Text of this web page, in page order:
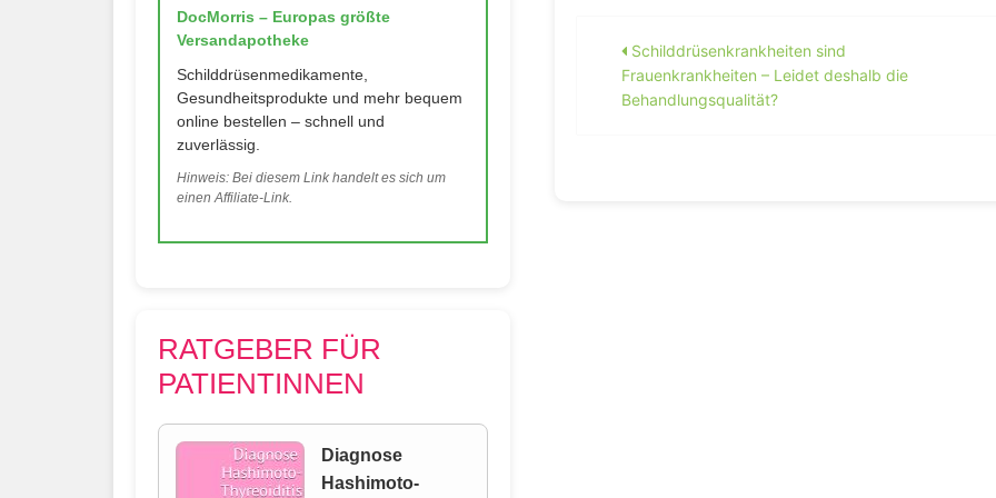
Beitragsnavigation
Schilddrüsenkrankheiten sind
Frauenkrankheiten – Leidet deshalb die
Behandlungsqualität?
DocMorris – Europas größte
Versandapotheke
Schilddrüsenmedikamente,
Gesundheitsprodukte und mehr bequem
online bestellen – schnell und
zuverlässig.
Hinweis: Bei diesem Link handelt es sich um
einen Affiliate-Link.
RATGEBER FÜR
PATIENTINNEN
Diagnose
Hashimoto-